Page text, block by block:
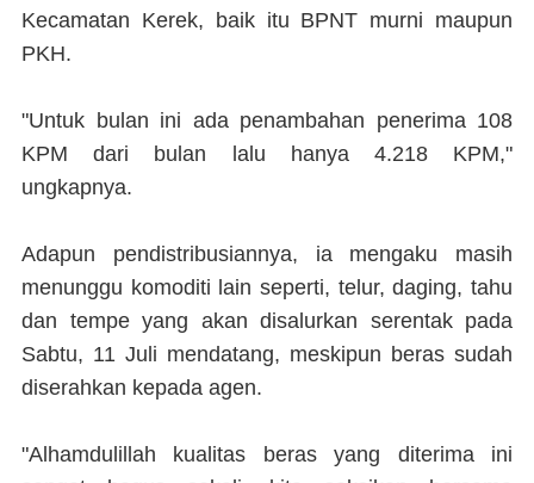
Kecamatan Kerek, baik itu BPNT murni maupun
PKH.
"Untuk bulan ini ada penambahan penerima 108
KPM dari bulan lalu hanya 4.218 KPM,"
ungkapnya.
Adapun pendistribusiannya, ia mengaku masih
menunggu komoditi lain seperti, telur, daging, tahu
dan tempe yang akan disalurkan serentak pada
Sabtu, 11 Juli mendatang, meskipun beras sudah
diserahkan kepada agen.
"Alhamdulillah kualitas beras yang diterima ini